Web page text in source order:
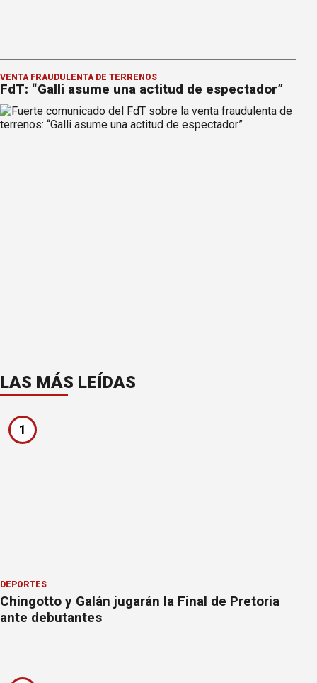
VENTA FRAUDULENTA DE TERRENOS
FdT: “Galli asume una actitud de espectador”
LAS MÁS LEÍDAS
1
DEPORTES
Chingotto y Galán jugarán la Final de Pretoria
ante debutantes